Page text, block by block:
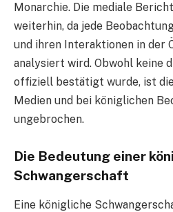
Monarchie. Die mediale
weiterhin, da jede
und ihren Interaktionen in
analysiert wird. Obwohl keine
offiziell bestätigt wurde, ist
Medien und bei königlichen
ungebrochen.
Die Bedeutung einer
Schwangerschaft
Eine königliche